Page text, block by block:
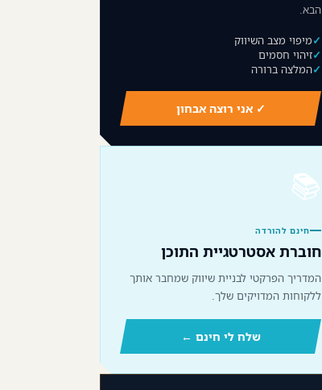
הבא.
מיפוי מצב השיווק
זיהוי חסמים
המלצה ברורה
✓ אני רוצה אבחון
📚
חינם להורדה
חוברת אסטרטגיית התוכן
המדריך הפרקטי לבניית שיווק שמחבר אותך
ללקוחות המדויקים שלך.
שלח לי חינם ←